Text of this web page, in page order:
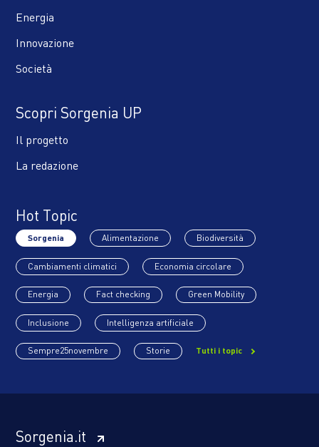
Energia
Innovazione
Società
Scopri Sorgenia UP
Il progetto
La redazione
Hot Topic
Sorgenia Alimentazione Biodiversità
Cambiamenti climatici Economia circolare
Energia Fact checking Green Mobility
Inclusione Intelligenza artificiale
Sempre25novembre Storie Tutti i topic
Sorgenia.it